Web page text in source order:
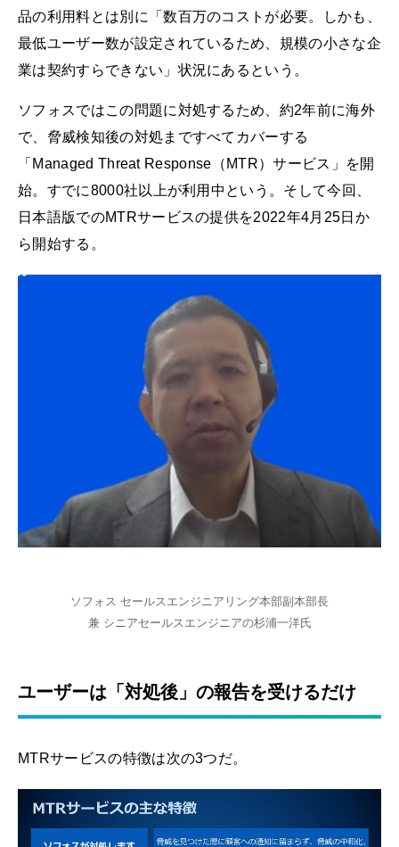
品の利用料とは別に「数百万のコストが必要。しかも、
最低ユーザー数が設定されているため、規模の小さな企
業は契約すらできない」状況にあるという。
ソフォスではこの問題に対処するため、約2年前に海外
で、脅威検知後の対処まですべてカバーする
「Managed Threat Response（MTR）サービス」を開
始。すでに8000社以上が利用中という。そして今回、
日本語版でのMTRサービスの提供を2022年4月25日か
ら開始する。
ソフォス セールスエンジニアリング本部副本部長
兼 シニアセールスエンジニアの杉浦一洋氏
ユーザーは「対処後」の報告を受けるだけ
MTRサービスの特徴は次の3つだ。